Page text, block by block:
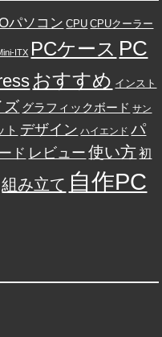
パソコン CPU CPUクーラー
ITX PCケース PC
おすすめ インスト
ズ グラフィックボード サン
ト デザイン ハイエンド パ
ド レビュー 使い方 初
組み立て 自作PC